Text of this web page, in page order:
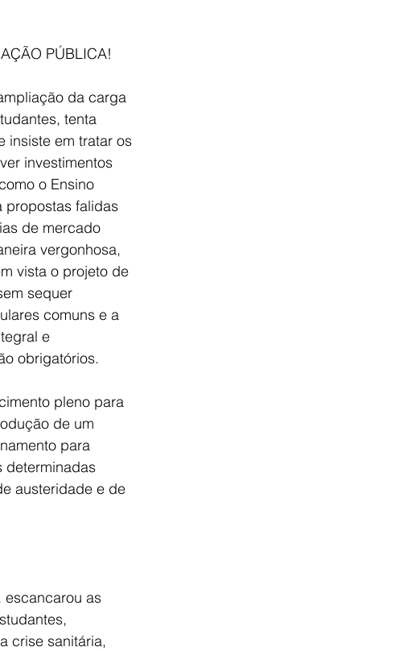
PÚBLICA!
da carga
tenta
insiste em tratar os
investimentos
o Ensino
propostas falidas
de mercado
vergonhosa,
vista o projeto de
sequer
comuns e a
e
obrigatórios.
pleno para
de um
para
determinadas
austeridade e de
escancarou as
crise sanitária,